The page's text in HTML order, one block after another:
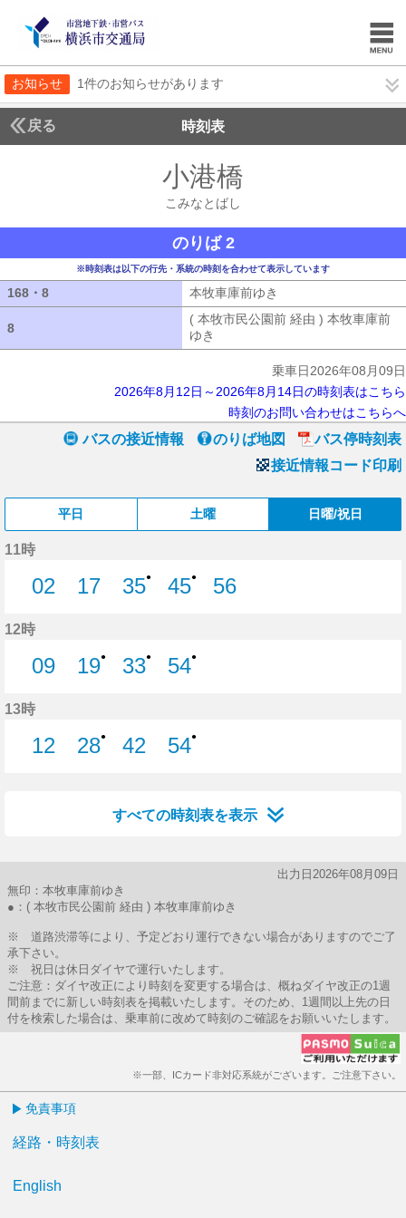
お知らせ 1件のお知らせがあります
戻る 時刻表
小港橋
こみなとばし
のりば 2
※時刻表は以下の行先・系統の時刻を合わせて表示しています
168・8 本牧車庫前ゆき
8
( 本牧市民公園前 経由 ) 本牧車庫前
ゆき
乗車日2026年08月09日
2026年8月12日～2026年8月14日の時刻表はこちら
時刻のお問い合わせはこちらへ
バスの接近情報 のりば地図
バス停時刻表
接近情報コード印刷
平日 土曜 日曜/祝日
11時
02
17
35●
45●
56
12時
09
19●
33●
54●
13時
12
28●
42
54●
すべての時刻表を表示
出力日2026年08月09日
無印：本牧車庫前ゆき
●：( 本牧市民公園前 経由 ) 本牧車庫前ゆき
※ 道路渋滞等により、予定どおり運行できない場合がありますのでご了
承下さい。
※ 祝日は休日ダイヤで運行いたします。
ご注意：ダイヤ改正により時刻を変更する場合は、概ねダイヤ改正の1週
間前までに新しい時刻表を掲載いたします。そのため、1週間以上先の日
付を検索した場合は、乗車前に改めて時刻のご確認をお願いいたします。
※一部、ICカード非対応系統がございます。ご注意下さい。
免責事項
経路・時刻表
English